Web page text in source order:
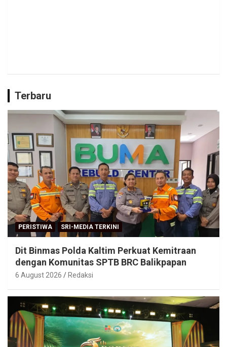
Terbaru
PERISTIWA SRI-MEDIA TERKINI
Dit Binmas Polda Kaltim Perkuat Kemitraan
dengan Komunitas SPTB BRC Balikpapan
6 August 2026 Redaksi